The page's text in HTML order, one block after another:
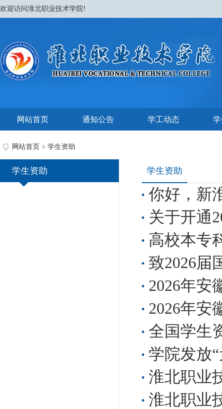
欢迎访问淮北职业技术学院!
网站首页 通知公告 学工动态
网站首页 > 学生资助
学生资助 学生资助
你好，新
关于开通
高校本专
致2026届
2026年安
2026年安
全国学生
学院发放
淮北职业
淮北职业